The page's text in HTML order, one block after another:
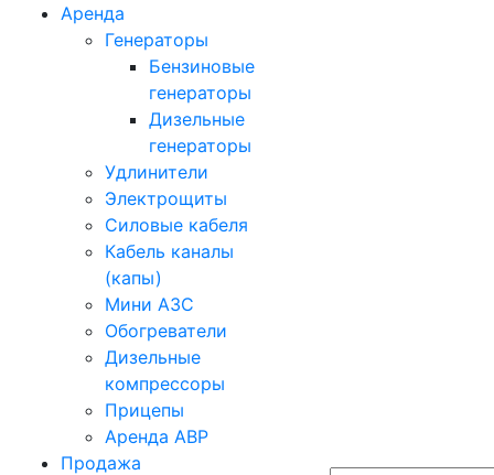
Аренда
Генераторы
Бензиновые
генераторы
Дизельные
генераторы
Удлинители
Электрощиты
Силовые кабеля
Кабель каналы
(капы)
Мини АЗС
Обогреватели
Дизельные
компрессоры
Прицепы
Аренда АВР
Продажа